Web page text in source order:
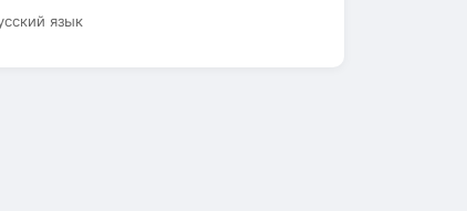
язык